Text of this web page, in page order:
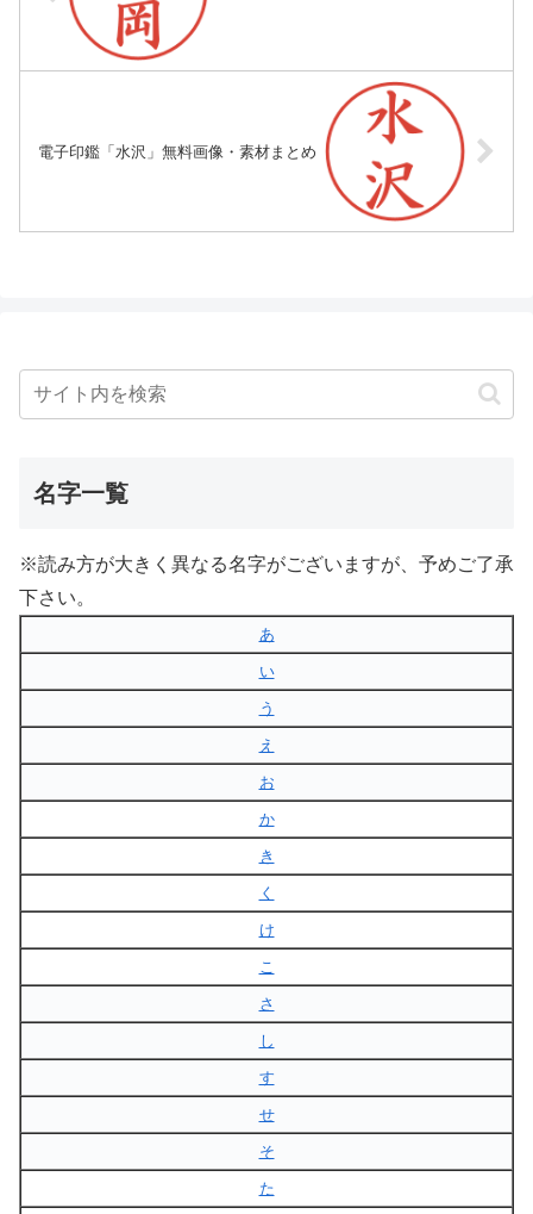
電子印鑑「水沢」無料画像・素材まとめ
名字一覧
※読み方が大きく異なる名字がございますが、予めご了承
下さい。
あ
い
う
え
お
か
き
く
け
こ
さ
し
す
せ
そ
た